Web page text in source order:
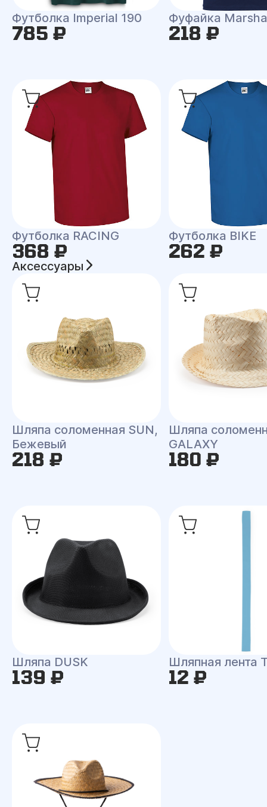
Футболка Imperial 190
785 ₽
Фуфайка
218 ₽
Футболка RACING
368 ₽
Футболка BIKE
262 ₽
Аксессуары
Шляпа соломенная SUN,
Бежевый
218 ₽
Шляпа
GALAXY
180 ₽
Шляпа DUSK
139 ₽
Шляпная лента
12 ₽